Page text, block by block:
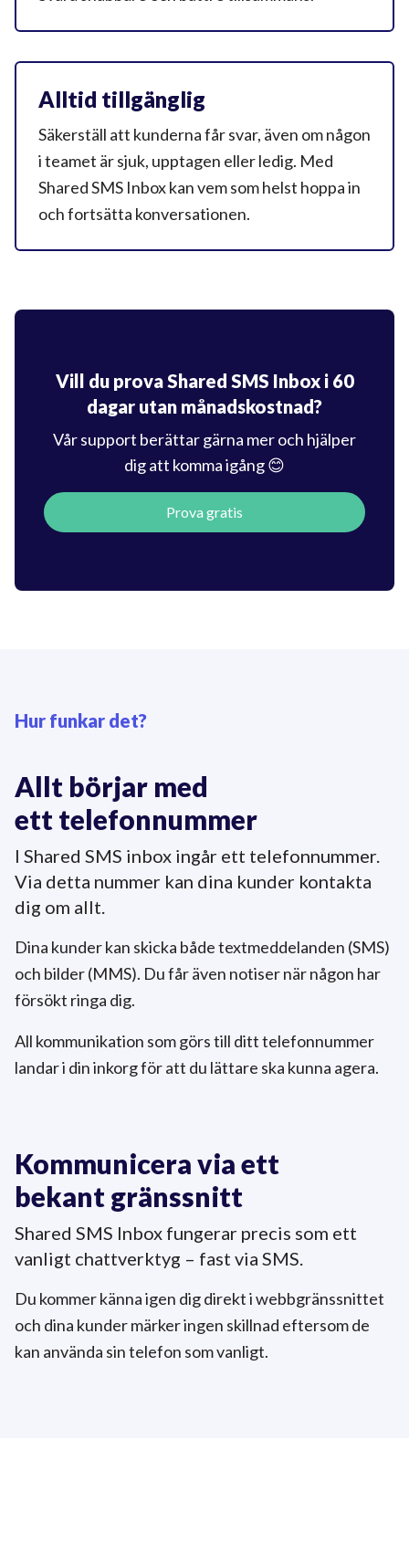
Alltid tillgänglig
Säkerställ att kunderna får svar, även om någon
i teamet är sjuk, upptagen eller ledig. Med
Shared SMS Inbox kan vem som helst hoppa in
och fortsätta konversationen.
Vill du prova Shared SMS Inbox i 60
dagar utan månadskostnad?
Vår support berättar gärna mer och hjälper
dig att komma igång 😊
Prova gratis
Hur funkar det?
Allt börjar med
ett telefonnummer
I Shared SMS inbox ingår ett telefonnummer.
Via detta nummer kan dina kunder kontakta
dig om allt.
Dina kunder kan skicka både textmeddelanden (SMS)
och bilder (MMS). Du får även notiser när någon har
försökt ringa dig.
All kommunikation som görs till ditt telefonnummer
landar i din inkorg för att du lättare ska kunna agera.
Kommunicera via ett
bekant gränssnitt
Shared SMS Inbox fungerar precis som ett
vanligt chattverktyg – fast via SMS.
Du kommer känna igen dig direkt i webbgränssnittet
och dina kunder märker ingen skillnad eftersom de
kan använda sin telefon som vanligt.